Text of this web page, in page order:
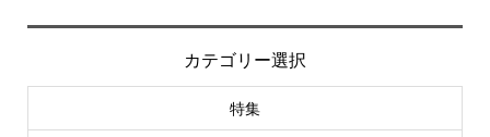
カテゴリー選択
特集